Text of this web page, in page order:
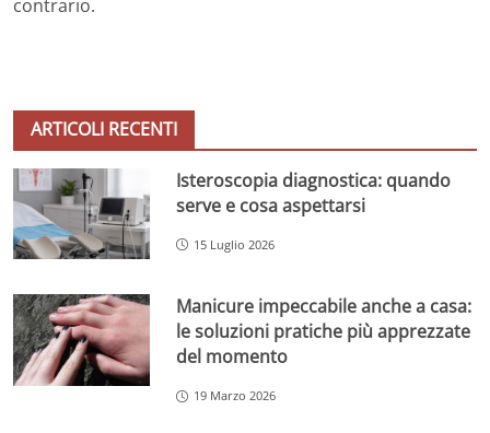
contrario.
ARTICOLI RECENTI
Isteroscopia diagnostica: quando
serve e cosa aspettarsi
15 Luglio 2026
Manicure impeccabile anche a casa:
le soluzioni pratiche più apprezzate
del momento
19 Marzo 2026